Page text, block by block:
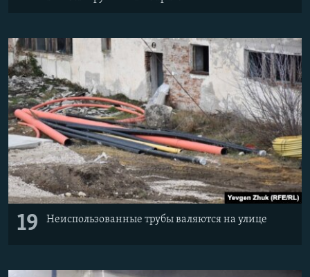
19 Неиспользованные трубы валяются на улице